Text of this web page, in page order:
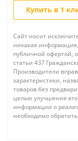
Купить в 1
Сайт носит
никакая
публичной офертой,
статьи 437
Производители
характеристики,
товаров без
целью улучшения
информации о
необходимо